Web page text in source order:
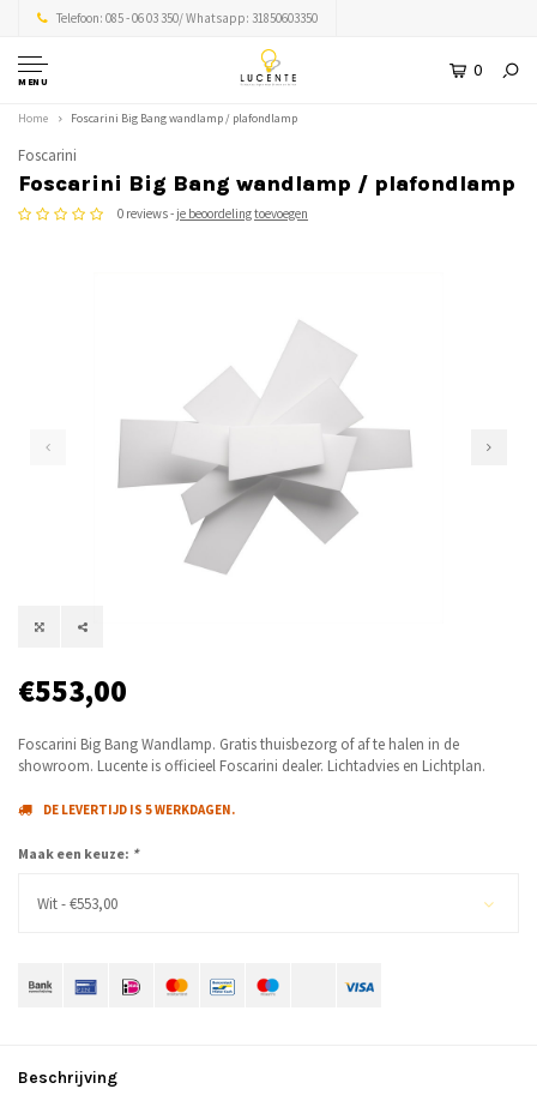
Telefoon: 085 - 06 03 350/ Whatsapp: 31850603350
MENU
0
Home Foscarini Big Bang wandlamp / plafondlamp
Foscarini
Foscarini Big Bang wandlamp / plafondlamp
0 reviews - je beoordeling toevoegen
€553,00
Foscarini Big Bang Wandlamp. Gratis thuisbezorg of af te halen in de
showroom. Lucente is officieel Foscarini dealer. Lichtadvies en Lichtplan.
DE LEVERTIJD IS 5 WERKDAGEN.
Maak een keuze: *
Wit - €553,00
Beschrijving